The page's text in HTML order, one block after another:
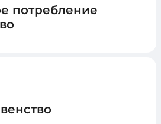
потребление